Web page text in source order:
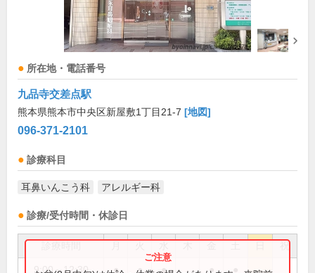
所在地・電話番号
九品寺交差点駅
熊本県熊本市中央区新屋敷1丁目21-7 [地図]
096-371-2101
診療科目
耳鼻いんこう科 アレルギー科
診療/受付時間・休診日
祝
9:00～12:30 ● ● ● ●